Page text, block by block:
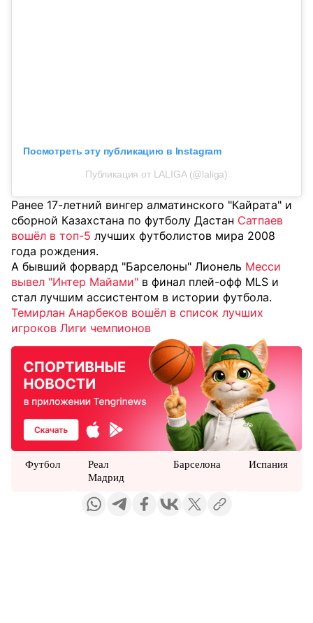
Посмотреть эту публикацию в Instagram
Публикация от LALIGA (@laliga)
Ранее 17-летний вингер алматинского "Кайрата" и
сборной Казахстана по футболу Дастан Сатпаев
вошёл в топ-5 лучших футболистов мира 2008
года рождения.
А бывший форвард "Барселоны" Лионель Месси
вывел "Интер Майами" в финал плей-офф MLS и
стал лучшим ассистентом в истории футбола.
Темирлан Анарбеков вошёл в список лучших
игроков Лиги чемпионов
Футбол
Реал
Мадрид
Барселона Испания